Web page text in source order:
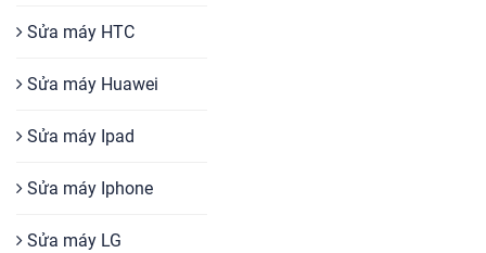
Sửa máy HTC
Sửa máy Huawei
Sửa máy Ipad
Sửa máy Iphone
Sửa máy LG